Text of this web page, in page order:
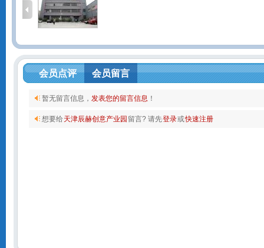
会员点评 会员留言
暂无留言信息， 发表您的留言信息 ！
想要给天津辰赫创意产业园 留言? 请先登录或快速注册